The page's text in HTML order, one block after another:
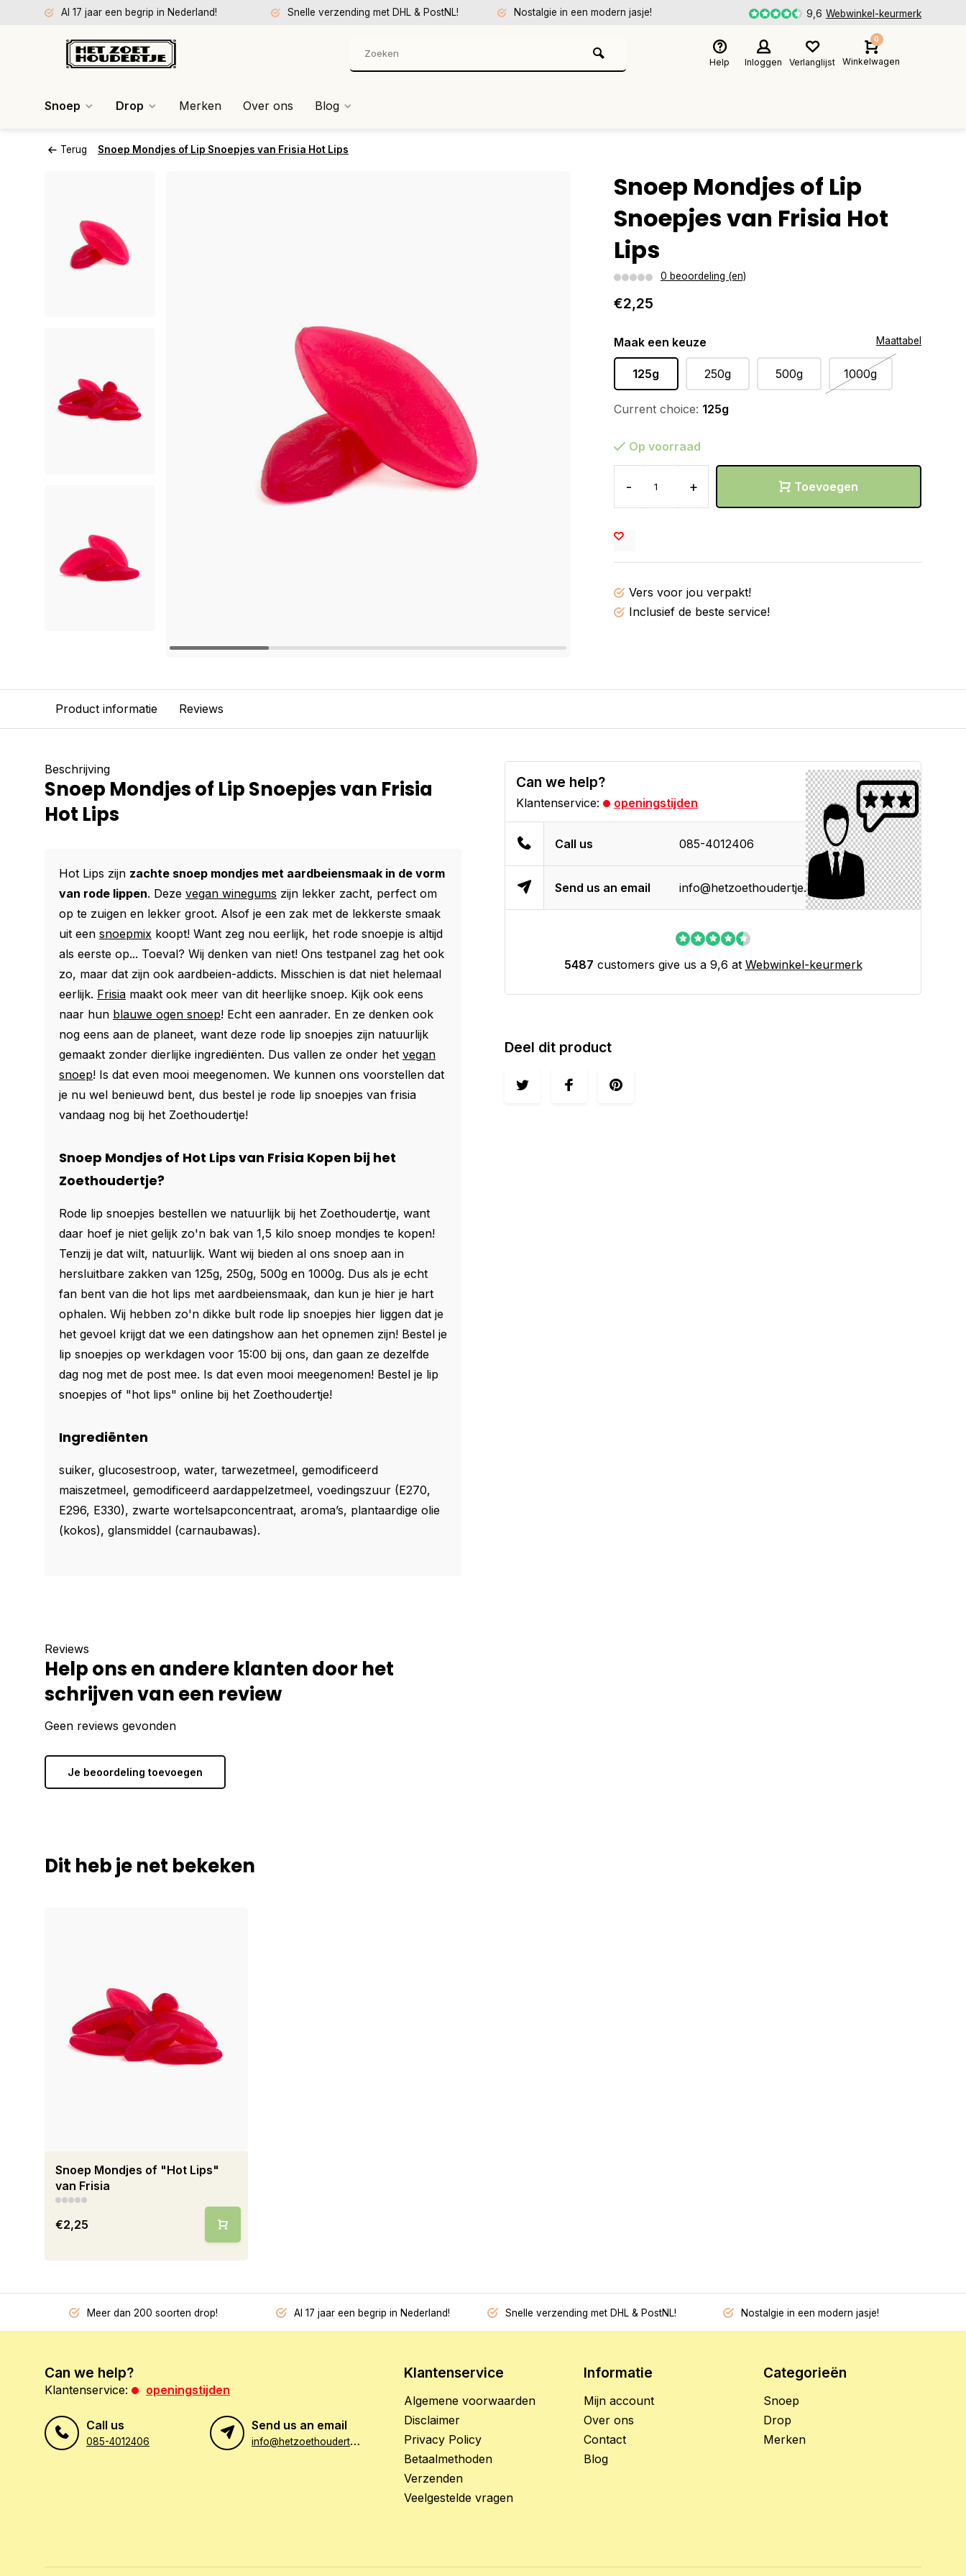
Al 17 jaar een begrip in Nederland! Snelle verzending met DHL & PostNL! Nostalgie in een modern jasje! 9,6 Webwinkel-keurmerk
Help Inloggen Verlanglijst
0
Winkelwagen
Snoep Drop Merken Over ons Blog
Terug Snoep Mondjes of Lip Snoepjes van Frisia Hot Lips
Snoep Mondjes of Lip
Snoepjes van Frisia Hot
Lips
0 beoordeling (en)
€2,25
Maak een keuze
125g 250g 500g 1000g
Current choice: 125g
Maattabel
Op voorraad
- + Toevoegen
Vers voor jou verpakt!
Inclusief de beste service!
Product informatie Reviews
Beschrijving
Snoep Mondjes of Lip Snoepjes van Frisia
Hot Lips
Hot Lips zijn zachte snoep mondjes met aardbeiensmaak in de vorm
van rode lippen. Deze vegan winegums zijn lekker zacht, perfect om
op te zuigen en lekker groot. Alsof je een zak met de lekkerste smaak
uit een snoepmix koopt! Want zeg nou eerlijk, het rode snoepje is altijd
als eerste op... Toeval? Wij denken van niet! Ons testpanel zag het ook
zo, maar dat zijn ook aardbeien-addicts. Misschien is dat niet helemaal
eerlijk. Frisia maakt ook meer van dit heerlijke snoep. Kijk ook eens
naar hun blauwe ogen snoep! Echt een aanrader. En ze denken ook
nog eens aan de planeet, want deze rode lip snoepjes zijn natuurlijk
gemaakt zonder dierlijke ingrediënten. Dus vallen ze onder het vegan
snoep! Is dat even mooi meegenomen. We kunnen ons voorstellen dat
je nu wel benieuwd bent, dus bestel je rode lip snoepjes van frisia
vandaag nog bij het Zoethoudertje!
Snoep Mondjes of Hot Lips van Frisia Kopen bij het
Zoethoudertje?
Rode lip snoepjes bestellen we natuurlijk bij het Zoethoudertje, want
daar hoef je niet gelijk zo'n bak van 1,5 kilo snoep mondjes te kopen!
Tenzij je dat wilt, natuurlijk. Want wij bieden al ons snoep aan in
hersluitbare zakken van 125g, 250g, 500g en 1000g. Dus als je echt
fan bent van die hot lips met aardbeiensmaak, dan kun je hier je hart
ophalen. Wij hebben zo'n dikke bult rode lip snoepjes hier liggen dat je
het gevoel krijgt dat we een datingshow aan het opnemen zijn! Bestel je
lip snoepjes op werkdagen voor 15:00 bij ons, dan gaan ze dezelfde
dag nog met de post mee. Is dat even mooi meegenomen! Bestel je lip
snoepjes of "hot lips" online bij het Zoethoudertje!
Ingrediënten
suiker, glucosestroop, water, tarwezetmeel, gemodificeerd
maiszetmeel, gemodificeerd aardappelzetmeel, voedingszuur (E270,
E296, E330), zwarte wortelsapconcentraat, aroma’s, plantaardige olie
(kokos), glansmiddel (carnaubawas).
Can we help?
Klantenservice: openingstijden
Call us 085-4012406
Send us an email info@hetzoethoudertje.nl
5487 customers give us a 9,6 at Webwinkel-keurmerk
Deel dit product
Reviews
Help ons en andere klanten door het
schrijven van een review
Geen reviews gevonden
Je beoordeling toevoegen
Dit heb je net bekeken
Snoep Mondjes of "Hot Lips"
van Frisia
€2,25
Meer dan 200 soorten drop! Al 17 jaar een begrip in Nederland! Snelle verzending met DHL & PostNL! Nostalgie in een modern jasje!
Can we help?
Klantenservice: openingstijden
Call us
085-4012406
Send us an email
i
nfo@hetzoethoudertje.nl
Klantenservice
Algemene voorwaarden
Disclaimer
Privacy Policy
Betaalmethoden
Verzenden
Veelgestelde vragen
Informatie
Mijn account
Over ons
Contact
Blog
Categorieën
Snoep
Drop
Merken